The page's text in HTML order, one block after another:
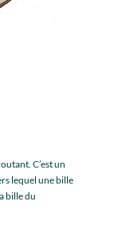
C’est un
lequel une bille
bille du